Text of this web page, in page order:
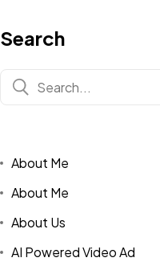
Search
About Me
About Me
About Us
AI Powered Video Ad